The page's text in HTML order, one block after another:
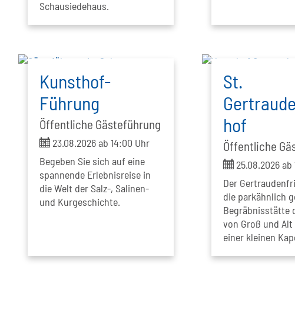
Schausiedehaus.
Kunsthof-
Führung
Öffentliche Gästeführung
ticket
23.08.2026 ab 14:00 Uhr
Begeben Sie sich auf eine
spannende Erlebnisreise in
die Welt der Salz-, Salinen-
und Kurgeschichte.
St.
hof
Öffentliche
ticket
25.08.2026 ab
Der
die parkähnlich
Begräbnisstätte
von Groß und Alt
einer kleinen